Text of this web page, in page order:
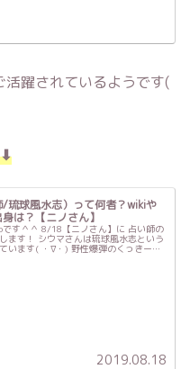
活躍されているようです(
⬇︎
/琉球風水志）って何者？wikiや
は？【ニノさん】
です＾＾ 8/18【ニノさん】に 占い師の
ます！ シウマさんは琉球風水志という
います( ・∇・) 野性爆弾のくっきーさ
2019.08.18